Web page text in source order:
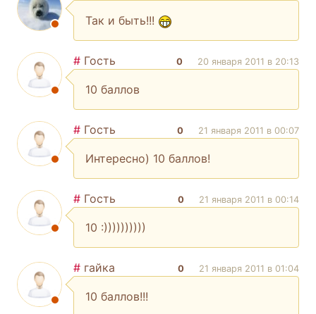
Так и быть!!!
# Гость 0 20 января 2011 в 20:13
10 баллов
# Гость 0 21 января 2011 в 00:07
Интересно) 10 баллов!
# Гость 0 21 января 2011 в 00:14
10 :))))))))))
# гайка 0 21 января 2011 в 01:04
10 баллов!!!